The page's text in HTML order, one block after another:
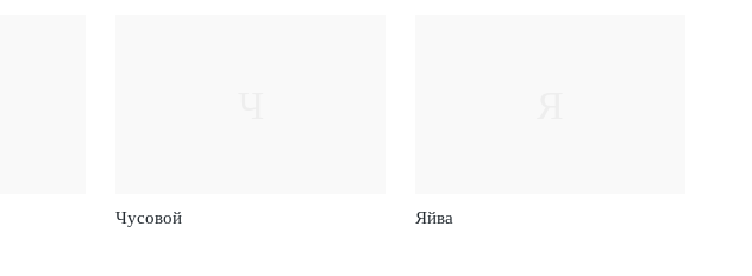
Чусовой Яйва